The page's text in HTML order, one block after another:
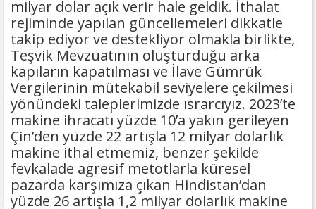
milyar dolar açık verir hale geldik. İthalat
rejiminde yapılan güncellemeleri dikkatle
takip ediyor ve destekliyor olmakla birlikte,
Teşvik Mevzuatının oluşturduğu arka
kapıların kapatılması ve İlave Gümrük
Vergilerinin mütekabil seviyelere çekilmesi
yönündeki taleplerimizde ısrarcıyız. 2023’te
makine ihracatı yüzde 10’a yakın gerileyen
Çin’den yüzde 22 artışla 12 milyar dolarlık
makine ithal etmemiz, benzer şekilde
fevkalade agresif metotlarla küresel
pazarda karşımıza çıkan Hindistan’dan
yüzde 26 artışla 1,2 milyar dolarlık makine